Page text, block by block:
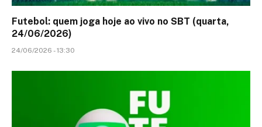
Futebol: quem joga hoje ao vivo no SBT (quarta,
24/06/2026)
24/06/2026 - 13:30